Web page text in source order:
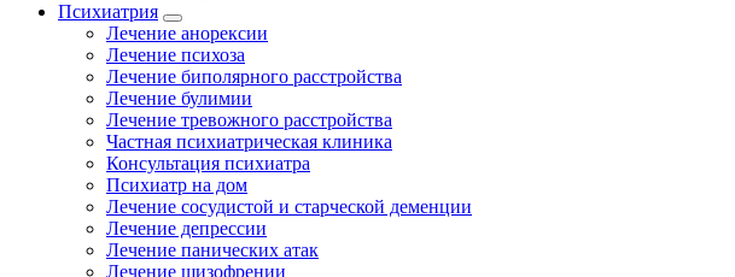
Психиатрия
Лечение анорексии
Лечение психоза
Лечение биполярного расстройства
Лечение булимии
Лечение тревожного расстройства
Частная психиатрическая клиника
Консультация психиатра
Психиатр на дом
Лечение сосудистой и старческой деменции
Лечение депрессии
Лечение панических атак
Лечение шизофрении